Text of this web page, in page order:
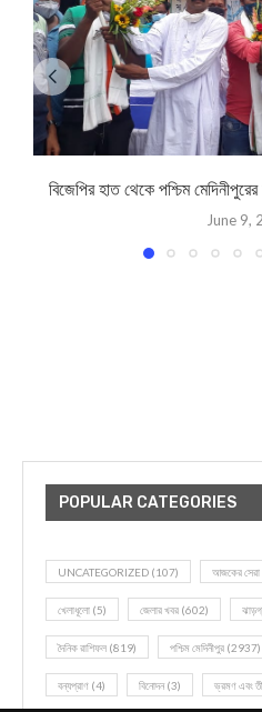
বিজেপির হাত থেকে পশ্চিম
June 9,
POPULAR CATEGORIES
UNCATEGORIZED (107) আজকের সেরা
খেলাধূলো (5) জেলার খবর (602)
দৈনিক রাশিফল (819) পশ্চিম মেদিনীপুর (2937)
বন্যপ্রাণ (4) বিনোদন(3) ভ্রমণ এবং